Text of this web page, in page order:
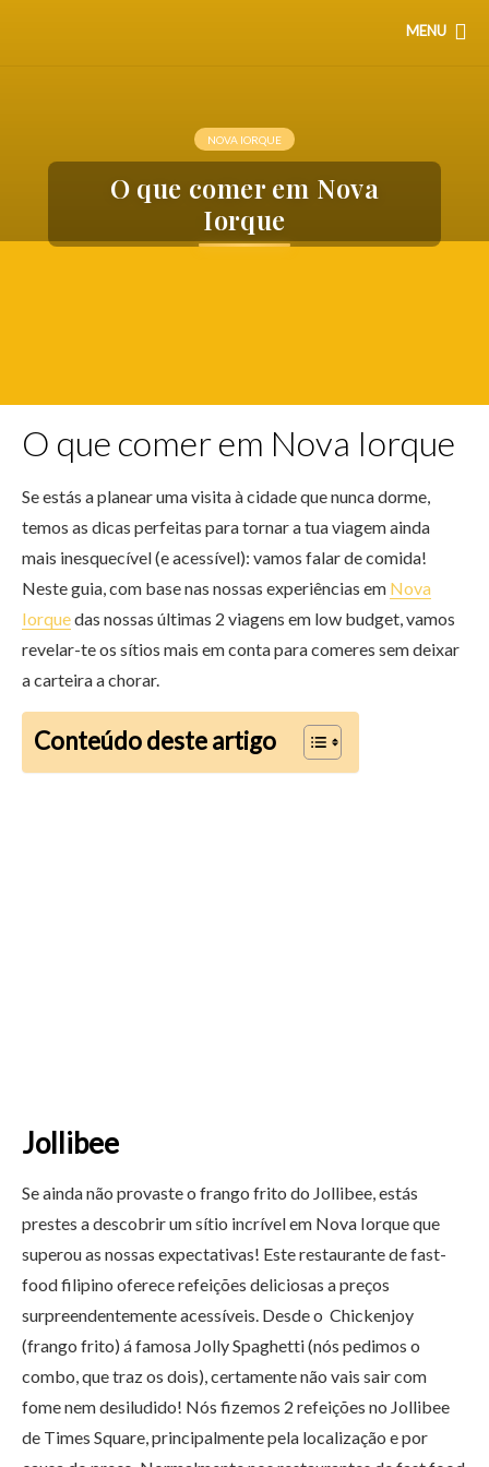
MENU
NOVA IORQUE
O que comer em Nova
Iorque
O que comer em Nova Iorque
Se estás a planear uma visita à cidade que nunca dorme,
temos as dicas perfeitas para tornar a tua viagem ainda
mais inesquecível (e acessível): vamos falar de comida!
Neste guia, com base nas nossas experiências em Nova
Iorquedas nossas últimas 2 viagens em low budget, vamos
revelar-te os sítios mais em conta para comeres sem deixar
a carteira a chorar.
Conteúdo deste artigo
Jollibee
Se ainda não provaste o frango frito do Jollibee, estás
prestes a descobrir um sítio incrível em Nova Iorque que
superou as nossas expectativas! Este restaurante de fast-
food filipino oferece refeições deliciosas a preços
surpreendentemente acessíveis. Desde o Chickenjoy
(frango frito) á famosa Jolly Spaghetti (nós pedimos o
combo, que traz os dois), certamente não vais sair com
fome nem desiludido! Nós fizemos 2 refeições no Jollibee
de Times Square, principalmente pela localização e por